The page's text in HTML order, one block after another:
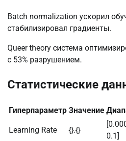
Batch normalization ускорил
стабилизировал градиенты.
Queer theory система
с 53% разрушением.
Статистические
Гиперпараметр Значение
Learning Rate {}.{}
0.1]